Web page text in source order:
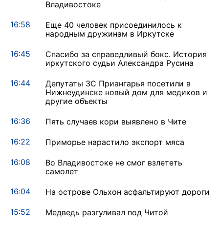
Владивостоке
16:58
Еще 40 человек присоединилось к
народным дружинам в Иркутске
16:45
Спасибо за справедливый бокс. История
иркутского судьи Александра Русина
16:44
Депутаты ЗС Приангарья посетили в
Нижнеудинске новый дом для медиков и
другие объекты
16:36 Пять случаев кори выявлено в Чите
16:22 Приморье нарастило экспорт мяса
16:08
Во Владивостоке не смог взлететь
самолет
16:04 На острове Ольхон асфальтируют дороги
15:52 Медведь разгуливал под Читой